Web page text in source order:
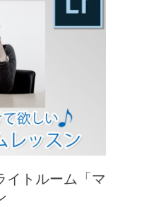
イトルーム「マ